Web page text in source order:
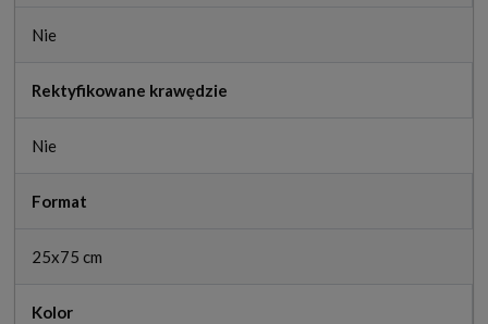
Nie
Rektyfikowane krawędzie
Nie
Format
25x75 cm
Kolor